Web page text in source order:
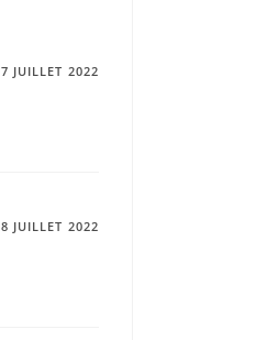
7 JUILLET 2022
8 JUILLET 2022